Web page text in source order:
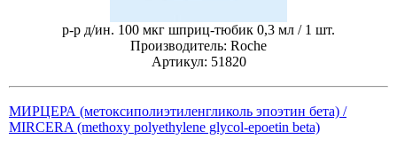
р-р д/ин. 100 мкг шприц-тюбик 0,3 мл / 1 шт.
Производитель: Roche
Артикул: 51820
МИРЦЕРА (метоксиполиэтиленгликоль эпоэтин бета) /
MIRCERA (methoxy polyethylene glycol-epoetin beta)